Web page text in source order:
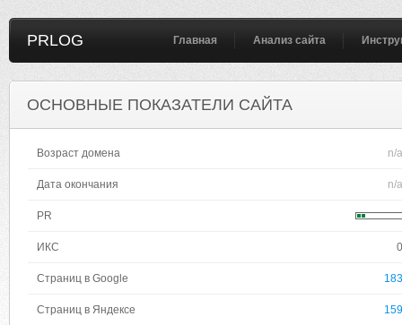
PRLOG Главная Анализ сайта
ОСНОВНЫЕ ПОКАЗАТЕЛИ САЙТА
Возраст домена n/a
Дата окончания n/a
PR
ИКС 0
Страниц в Google 183
Страниц в Яндексе 159